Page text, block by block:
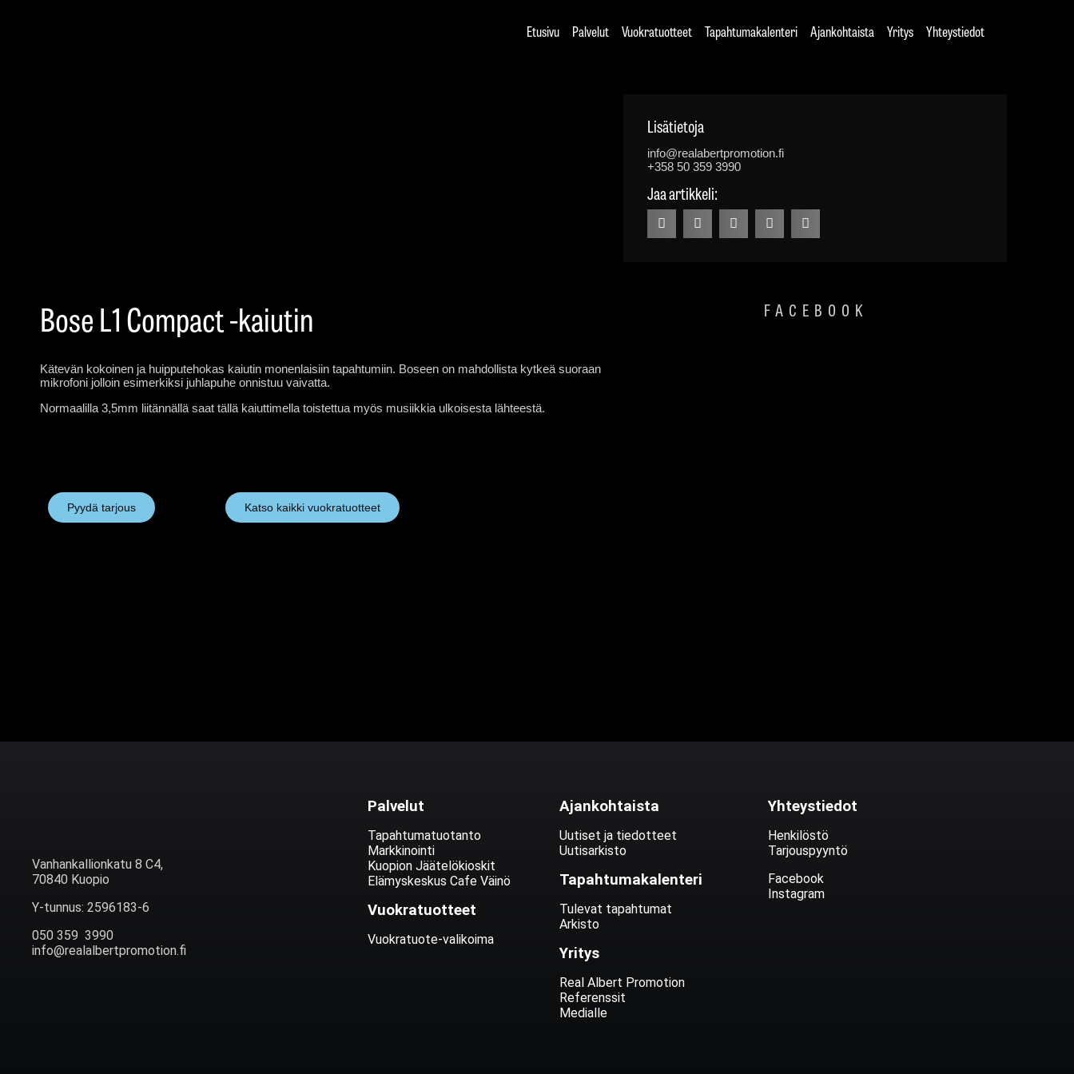
Etusivu Palvelut Vuokratuotteet Tapahtumakalenteri Ajankohtaista Yritys Yhteystiedot
Lisätietoja
info@realabertpromotion.fi
+358 50 359 3990
Jaa artikkeli:
Bose L1 Compact -kaiutin
Kätevän kokoinen ja huipputehokas kaiutin monenlaisiin tapahtumiin. Boseen on mahdollista kytkeä suoraan
mikrofoni jolloin esimerkiksi juhlapuhe onnistuu vaivatta.
Normaalilla 3,5mm liitännällä saat tällä kaiuttimella toistettua myös musiikkia ulkoisesta lähteestä.
Pyydä tarjous Katso kaikki vuokratuotteet
FACEBOOK
Vanhankallionkatu 8 C4,
70840 Kuopio
Y-tunnus: 2596183-6
050 359 3990
info@realalbertpromotion.fi
Palvelut
Tapahtumatuotanto
Markkinointi
Kuopion Jäätelökioskit
Elämyskeskus Cafe Väinö
Vuokratuotteet
Vuokratuote-valikoima
Ajankohtaista
Uutiset ja tiedotteet
Uutisarkisto
Tapahtumakalenteri
Tulevat tapahtumat
Arkisto
Yritys
Real Albert Promotion
Referenssit
Medialle
Yhteystiedot
Henkilöstö
Tarjouspyyntö
Facebook
Instagram